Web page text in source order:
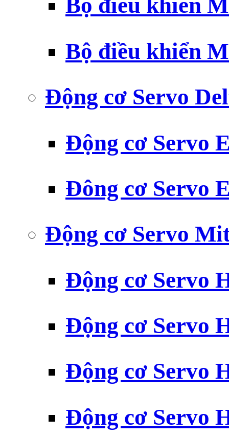
Bộ điều khiển
Bộ điều khiển
Động cơ Servo
Động cơ Servo
Đông cơ Servo
Động cơ Servo
Động cơ Servo
Động cơ Servo
Động cơ Servo
Động cơ Servo